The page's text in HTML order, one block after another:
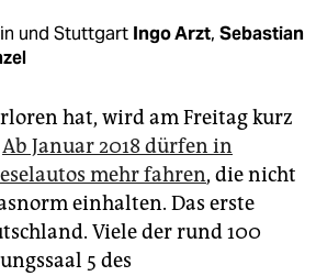
und Stuttgart Ingo Arzt, Sebastian
hat, wird am Freitag kurz
Ab Januar 2018 dürfen in
mehr fahren, die nicht
einhalten. Das erste
Viele der rund 100
5 des